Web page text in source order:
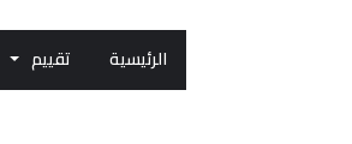
الرئيسية تقييم